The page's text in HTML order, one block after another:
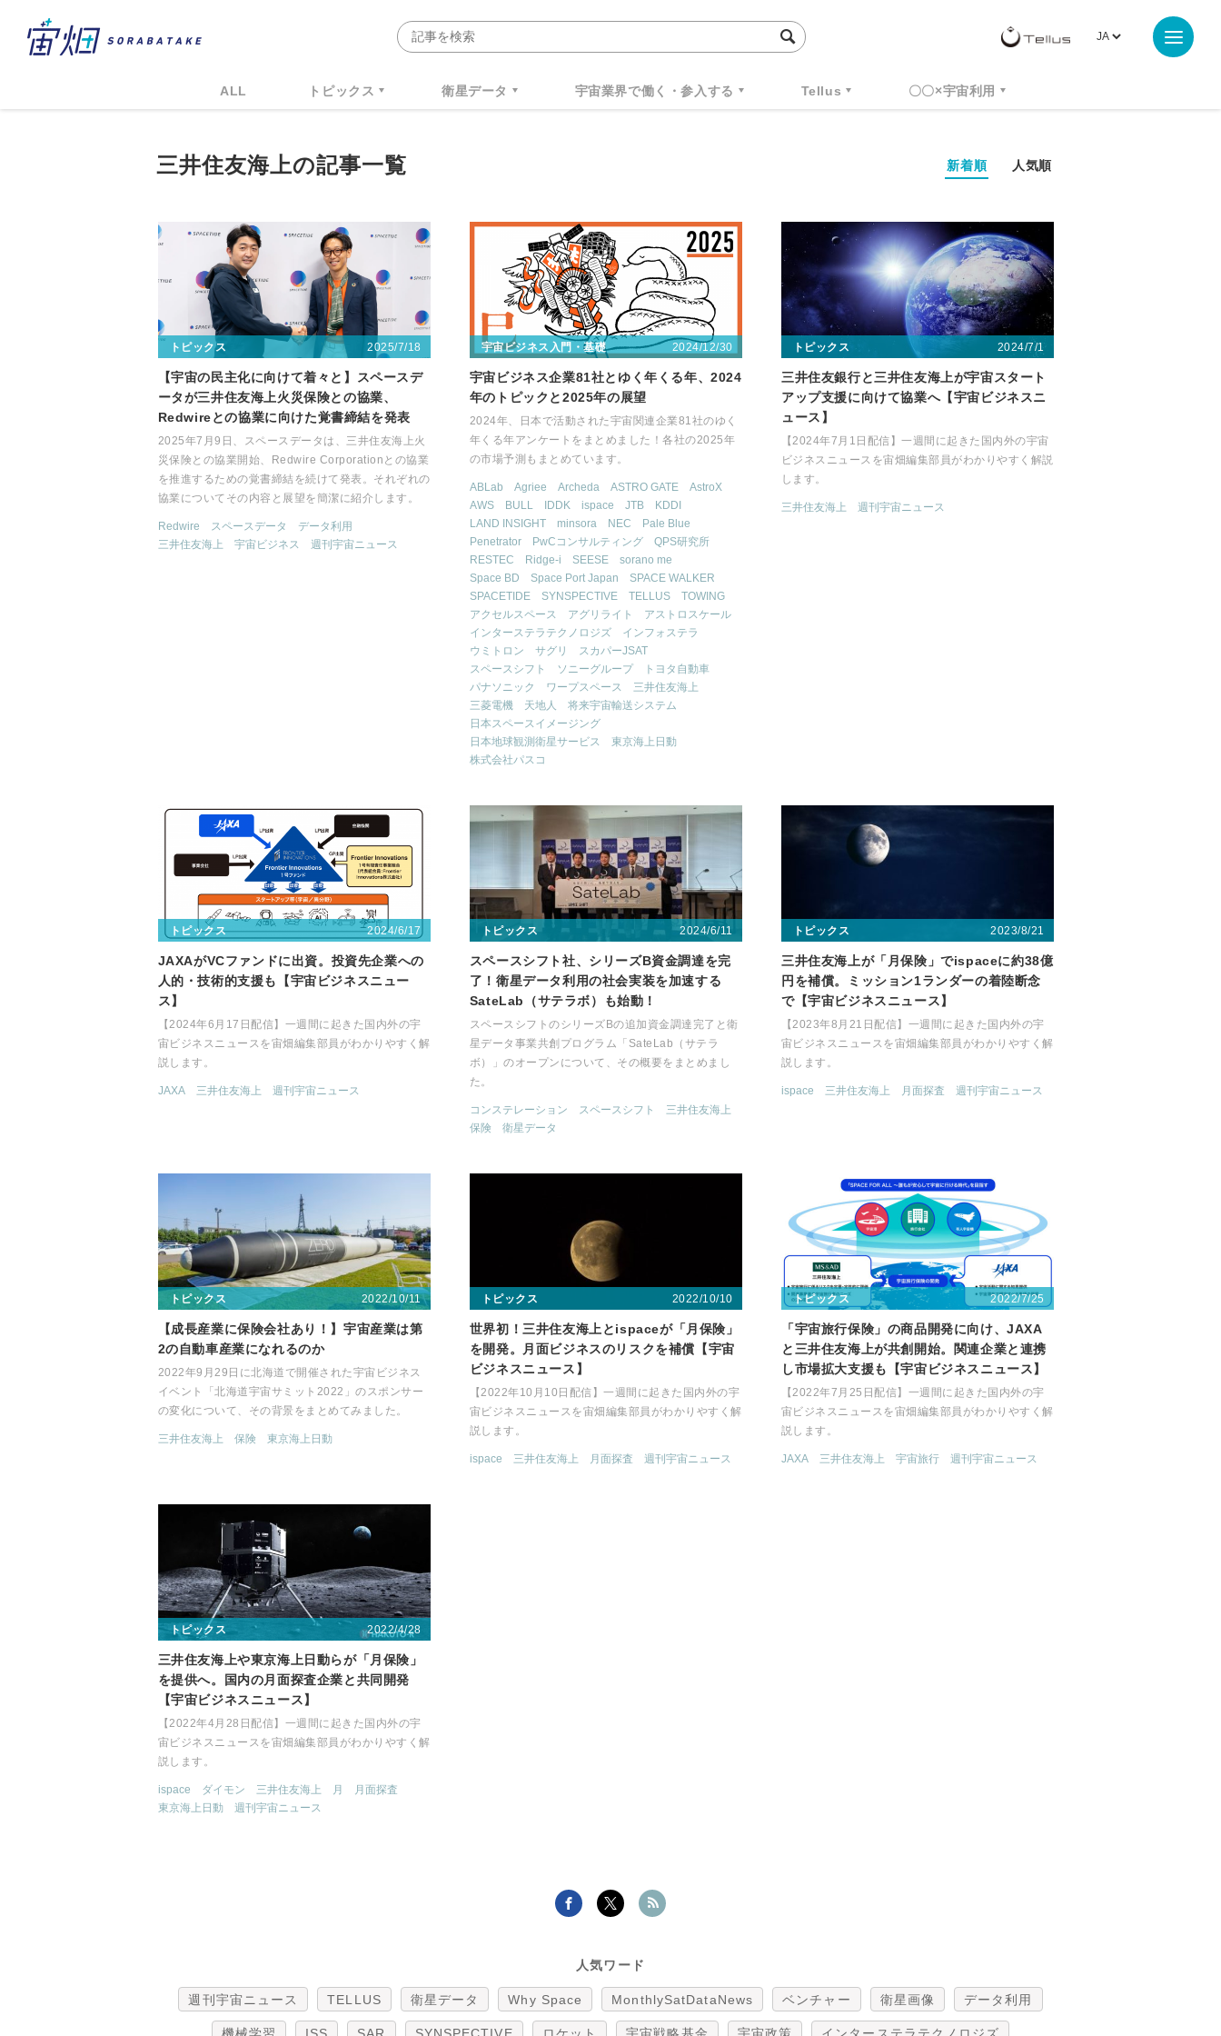
ALL トピックス 衛星データ 宇宙業界で働く・参入する Tellus 〇〇×宇宙利用
三井住友海上の記事一覧 新着順 人気順
トピックス 2025/7/18
【宇宙の民主化に向けて着々と】スペースデ
ータが三井住友海上火災保険との協業、
Redwireとの協業に向けた覚書締結を発表
2025年7月9日、スペースデータは、三井住友海上火
災保険との協業開始、Redwire Corporationとの協業
を推進するための覚書締結を続けて発表。それぞれの
協業についてその内容と展望を簡潔に紹介します。
Redwire スペースデータ
データ利用
三井住友海上
宇宙ビジネス 週刊宇宙ニュース
宇宙ビジネス入門・基礎 2024/12/30
宇宙ビジネス企業81社とゆく年くる年、2024
年のトピックと2025年の展望
2024年、日本で活動された宇宙関連企業81社のゆく
年くる年アンケートをまとめました！各社の2025年
の市場予測もまとめています。
ABLab Agriee Archeda ASTRO GATE
AstroX
AWS
BULL IDDK ispace JTB
KDDI
LAND INSIGHT
minsora NEC
Pale Blue
Penetrator
PwCコンサルティング
QPS研究所
RESTEC
Ridge-i SEESE
sorano me
Space BD
Space Port Japan
SPACE WALKER
SPACETIDE
SYNSPECTIVE TELLUS
TOWING
アクセルスペース
アグリライト
アストロスケール
インターステラテクノロジズ
インフォステラ
ウミトロン
サグリ
スカパーJSAT
スペースシフト
ソニーグループ
トヨタ自動車
パナソニック
ワープスペース
三井住友海上
三菱電機
天地人
将来宇宙輸送システム
日本スペースイメージング
日本地球観測衛星サービス
東京海上日動
株式会社パスコ
トピックス 2024/7/1
三井住友銀行と三井住友海上が宇宙スタート
アップ支援に向けて協業へ【宇宙ビジネスニ
ュース】
【2024年7月1日配信】一週間に起きた国内外の宇宙
ビジネスニュースを宙畑編集部員がわかりやすく解説
します。
三井住友海上 週刊宇宙ニュース
トピックス 2024/6/17
JAXAがVCファンドに出資。投資先企業への
人的・技術的支援も【宇宙ビジネスニュー
ス】
【2024年6月17日配信】一週間に起きた国内外の宇
宙ビジネスニュースを宙畑編集部員がわかりやすく解
説します。
JAXA 三井住友海上 週刊宇宙ニュース
トピックス 2024/6/11
スペースシフト社、シリーズB資金調達を完
了！衛星データ利用の社会実装を加速する
SateLab（サテラボ）も始動！
スペースシフトのシリーズBの追加資金調達完了と衛
星データ事業共創プログラム「SateLab（サテラ
ボ）」のオープンについて、その概要をまとめまし
た。
コンステレーション スペースシフト
三井住友海上
保険
衛星データ
トピックス 2023/8/21
三井住友海上が「月保険」でispaceに約38億
円を補償。ミッション1ランダーの着陸断念
で【宇宙ビジネスニュース】
【2023年8月21日配信】一週間に起きた国内外の宇
宙ビジネスニュースを宙畑編集部員がわかりやすく解
説します。
ispace 三井住友海上 月面探査 週刊宇宙ニュース
トピックス 2022/10/11
【成長産業に保険会社あり！】宇宙産業は第
2の自動車産業になれるのか
2022年9月29日に北海道で開催された宇宙ビジネス
イベント「北海道宇宙サミット2022」のスポンサー
の変化について、その背景をまとめてみました。
三井住友海上 保険 東京海上日動
トピックス 2022/10/10
世界初！三井住友海上とispaceが「月保険」
を開発。月面ビジネスのリスクを補償【宇宙
ビジネスニュース】
【2022年10月10日配信】一週間に起きた国内外の宇
宙ビジネスニュースを宙畑編集部員がわかりやすく解
説します。
ispace 三井住友海上 月面探査 週刊宇宙ニュース
トピックス 2022/7/25
「宇宙旅行保険」の商品開発に向け、JAXA
と三井住友海上が共創開始。関連企業と連携
し市場拡大支援も【宇宙ビジネスニュース】
【2022年7月25日配信】一週間に起きた国内外の宇
宙ビジネスニュースを宙畑編集部員がわかりやすく解
説します。
JAXA 三井住友海上 宇宙旅行 週刊宇宙ニュース
トピックス 2022/4/28
三井住友海上や東京海上日動らが「月保険」
を提供へ。国内の月面探査企業と共同開発
【宇宙ビジネスニュース】
【2022年4月28日配信】一週間に起きた国内外の宇
宙ビジネスニュースを宙畑編集部員がわかりやすく解
説します。
ispace ダイモン 三井住友海上 月
月面探査
東京海上日動
週刊宇宙ニュース
人気ワード
週刊宇宙ニュース TELLUS 衛星データ Why Space MonthlySatDataNews ベンチャー 衛星画像 データ利用
機械学習 ISS SAR SYNSPECTIVE ロケット 宇宙戦略基金 宇宙政策 インターステラテクノロジズ